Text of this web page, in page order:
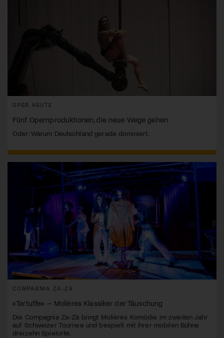
OPER HEUTE
Fünf Opernproduktionen, die neue Wege gehen
Oder: Warum Deutschland gerade dominiert.
COMPAGNIA ZA-ZÀ
«Tartuffe» – Molières Klassiker der Täuschung
Die Compagnia Za-Zà bringt Molières Komödie im zweiten Jahr
auf Schweizer Tournee und bespielt mit ihrer mobilen Bühne
dreizehn Spielorte.